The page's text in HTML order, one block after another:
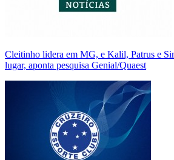
Cleitinho lidera em MG, e Kalil, Patrus e
lugar, aponta pesquisa Genial/Quaest